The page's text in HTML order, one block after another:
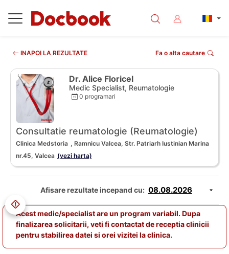
INAPOI LA REZULTATE Fa o alta cautare
Dr. Alice Floricel
Medic Specialist, Reumatologie
0 programari
Consultatie reumatologie (Reumatologie)
Clinica Medstoria , Ramnicu Valcea, Str. Patriarh Iustinian Marina
nr.45, Valcea (vezi harta)
Afisare rezultate incepand cu:
Acest medic/specialist are un program variabil. Dupa
finalizarea solicitarii, veti fi contactat de receptia clinicii
pentru stabilirea datei si orei vizitei la clinica.